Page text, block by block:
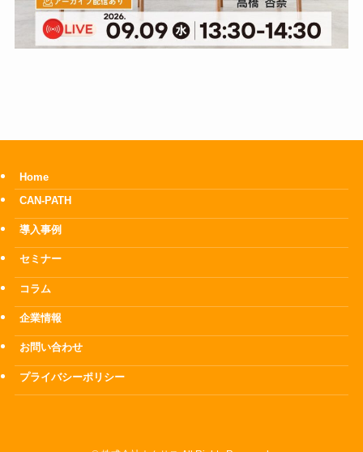
Home
CAN-PATH
導入事例
セミナー
コラム
企業情報
お問い合わせ
プライバシーポリシー